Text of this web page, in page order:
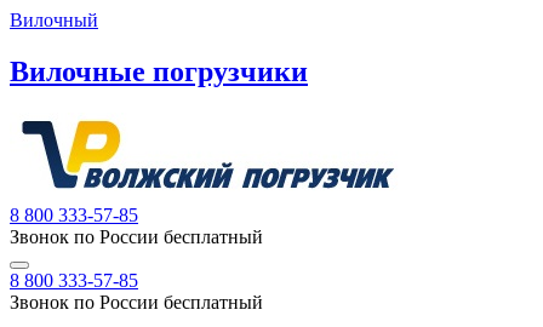
Вилочный
Вилочные погрузчики
8 800 333-57-85
Звонок по России бесплатный
8 800 333-57-85
Звонок по России бесплатный